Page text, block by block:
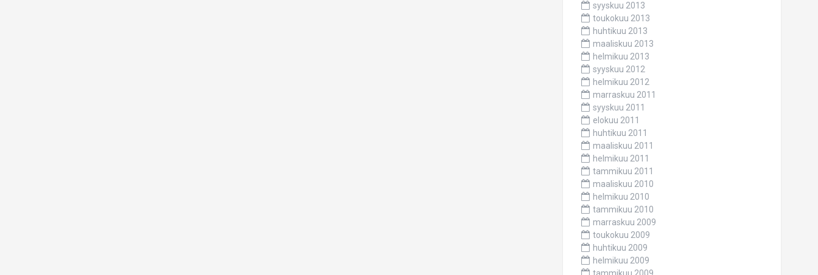
syyskuu 2013
toukokuu 2013
huhtikuu 2013
maaliskuu 2013
helmikuu 2013
syyskuu 2012
helmikuu 2012
marraskuu 2011
syyskuu 2011
elokuu 2011
huhtikuu 2011
maaliskuu 2011
helmikuu 2011
tammikuu 2011
maaliskuu 2010
helmikuu 2010
tammikuu 2010
marraskuu 2009
toukokuu 2009
huhtikuu 2009
helmikuu 2009